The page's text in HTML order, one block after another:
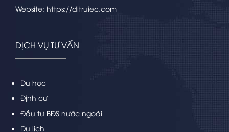
Website: https://ditruiec.com
DỊCH VỤ TƯ VẤN
Du học
Định cư
Đầu tư BĐS nước ngoài
Du lịch